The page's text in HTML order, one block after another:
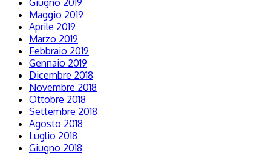
Giugno 2019
Maggio 2019
Aprile 2019
Marzo 2019
Febbraio 2019
Gennaio 2019
Dicembre 2018
Novembre 2018
Ottobre 2018
Settembre 2018
Agosto 2018
Luglio 2018
Giugno 2018